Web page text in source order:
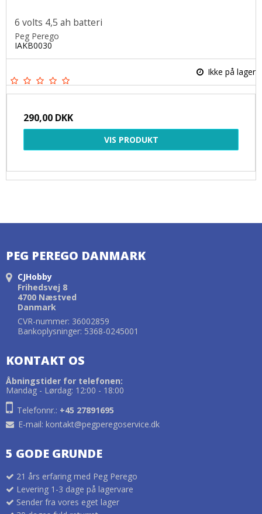
6 volts 4,5 ah batteri
Peg Perego
IAKB0030
Ikke på lager
290,00 DKK
VIS PRODUKT
PEG PEREGO DANMARK
CJHobby
Frihedsvej 8
4700 Næstved
Danmark
CVR-nummer: 36002859
Bankoplysninger: 5368-0245001
KONTAKT OS
Åbningstider for telefonen:
Mandag - Lørdag: 12:00 - 18:00
Telefonnr.: +45 27891695
E-mail: kontakt@pegperegoservice.dk
5 GODE GRUNDE
21 års erfaring med Peg Perego
Levering 1-3 dage på lagervare
Sender fra vores eget lager